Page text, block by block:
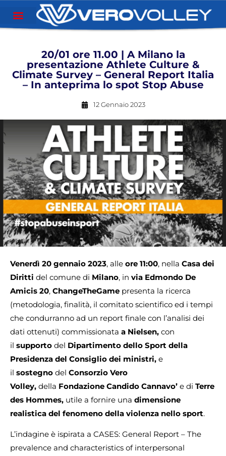
20/01 ore 11.00 | A Milano la
presentazione Athlete Culture &
Climate Survey – General Report Italia
– In anteprima lo spot Stop Abuse
12 Gennaio 2023
Venerdì 20 gennaio 2023, alle ore 11:00, nella Casa dei
Diritti del comune di Milano, in via Edmondo De
Amicis 20, ChangeTheGame presenta la ricerca
(metodologia, finalità, il comitato scientifico ed i tempi
che condurranno ad un report finale con l’analisi dei
dati ottenuti) commissionata a Nielsen, con
il supporto del Dipartimento dello Sport della
Presidenza del Consiglio dei ministri, e
il sostegno del Consorzio Vero
Volley, della Fondazione Candido Cannavo’ e di Terre
des Hommes, utile a fornire una dimensione
realistica del fenomeno della violenza nello sport.
L’indagine è ispirata a CASES: General Report – The
prevalence and characteristics of interpersonal